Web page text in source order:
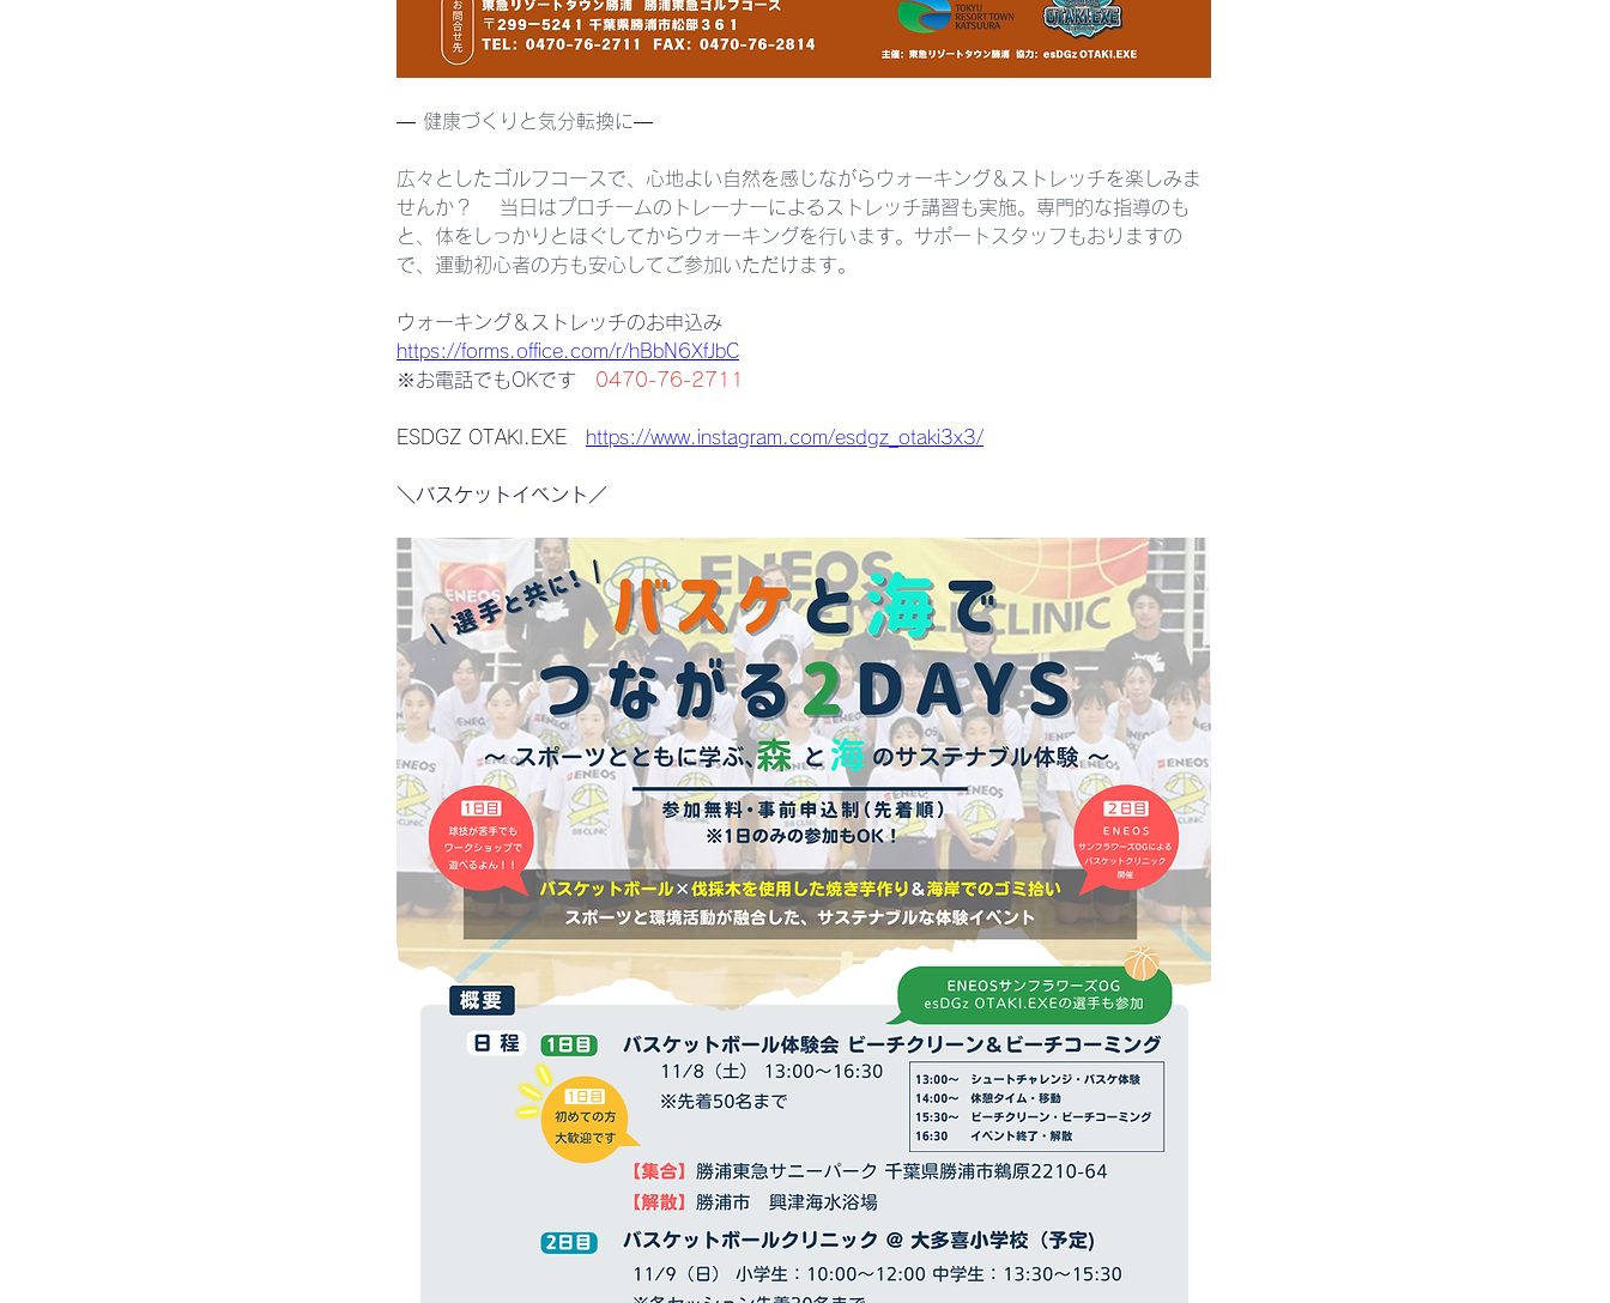
― 健康づくりと気分転換に―
広々としたゴルフコースで、心地よい自然を感じながらウォーキング＆ストレッチを楽しみま
せんか？　 当日はプロチームのトレーナーによるストレッチ講習も実施。専門的な指導のも
と、体をしっかりとほぐしてからウォーキングを行います。サポートスタッフもおりますの
で、運動初心者の方も安心してご参加いただけます。
ウォーキング＆ストレッチのお申込み
https://forms.office.com/r/hBbN6XfJbC
※お電話でもOKです 0470-76-2711
ESDGZ OTAKI.EXE https://www.instagram.com/esdgz_otaki3x3/
＼バスケットイベント／